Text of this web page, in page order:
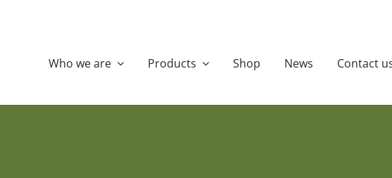
Who we are Products Shop News Contact